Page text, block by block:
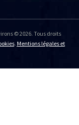
© 2026. Tous droits
. Mentions légales et